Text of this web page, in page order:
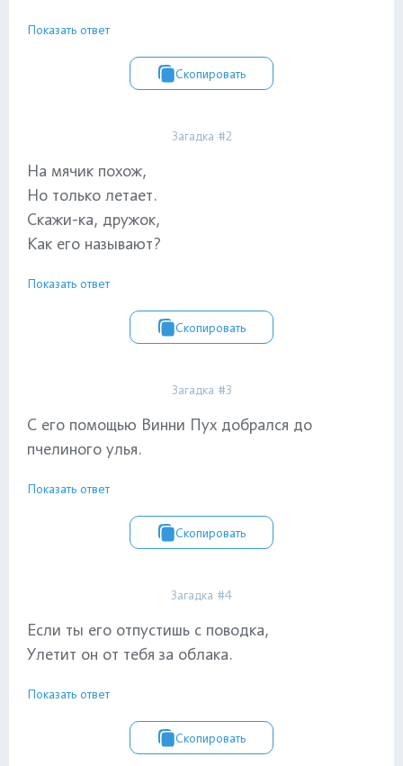
Показать ответ
Скопировать
Загадка #2
На мячик похож,
Но только летает.
Скажи-ка, дружок,
Как его называют?
Показать ответ
Скопировать
Загадка #3
С его помощью Винни Пух добрался до
пчелиного улья.
Показать ответ
Скопировать
Загадка #4
Если ты его отпустишь с поводка,
Улетит он от тебя за облака.
Показать ответ
Скопировать